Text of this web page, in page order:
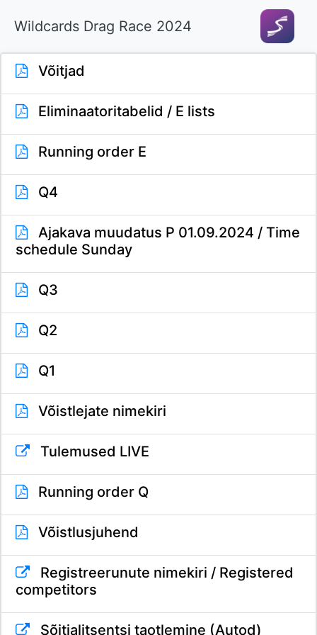
Wildcards Drag Race 2024
Võitjad
Eliminaatoritabelid / E lists
Running order E
Q4
Ajakava muudatus P 01.09.2024 / Time
schedule Sunday
Q3
Q2
Q1
Võistlejate nimekiri
Tulemused LIVE
Running order Q
Võistlusjuhend
Registreerunute nimekiri / Registered
competitors
Sõitjalitsentsi taotlemine (Autod)